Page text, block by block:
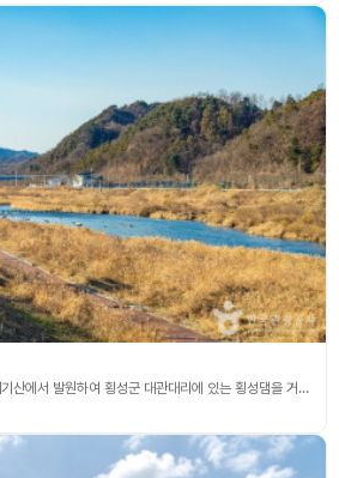
섬강은 한강의 지류로, 횡성군 태기산에서 발원하여 횡성군 대관대리에 있는 횡성댐을 거쳐 남한강과 합류한다. 섬강의 이름은 강가에 두꺼비 모양의 바위가 있어서 붙여졌다고 한다. 횡성교 밑으로 흐르는 강인 섬강은 청정하고 고즈넉한 강으로, 낚시와 물놀이를 즐기기에 좋은 곳이다. 섬강유원지는 횡성군 횡성읍 북천리에 있는 강변 공원이다. 노지 캠핑과 오토 캠핑을 할 수 있는 장소로, 무료 차박의 성지로 알려져 있다. 섬강유원지에는 주차장, 간이화장실, 징검다리